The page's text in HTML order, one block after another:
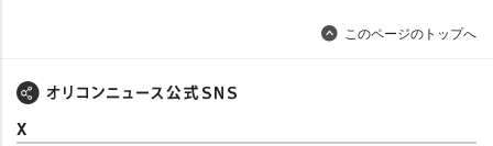
このページのトップへ
X